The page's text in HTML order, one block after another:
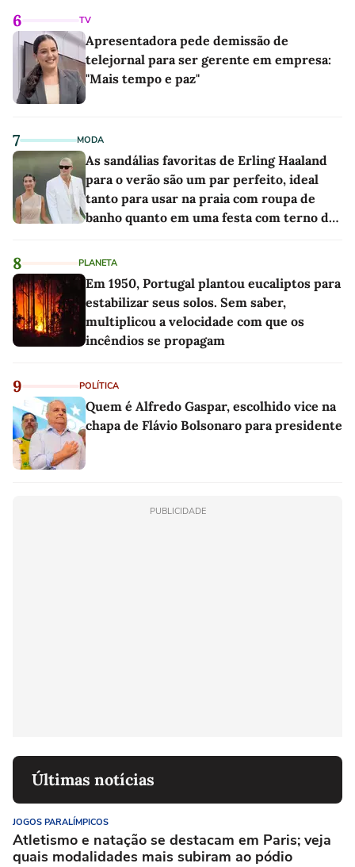
6 TV
Apresentadora pede demissão de
telejornal para ser gerente em empresa:
"Mais tempo e paz"
7 MODA
As sandálias favoritas de Erling Haaland
para o verão são um par perfeito, ideal
tanto para usar na praia com roupa de
banho quanto em uma festa com terno de
8 PLANETA
Em 1950, Portugal plantou eucaliptos para
estabilizar seus solos. Sem saber,
multiplicou a velocidade com que os
incêndios se propagam
9 POLÍTICA
Quem é Alfredo Gaspar, escolhido vice na
chapa de Flávio Bolsonaro para presidente
PUBLICIDADE
Últimas notícias
JOGOS PARALÍMPICOS
Atletismo e natação se destacam em Paris; veja
quais modalidades mais subiram ao pódio